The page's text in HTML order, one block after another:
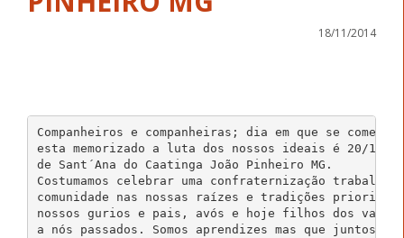
18/11/2014
Companheiros e companheiras; dia em que se
esta memorizado a luta dos nossos ideais é 20/11 e
de Sant´Ana do Caatinga João Pinheiro MG.
Costumamos celebrar uma confraternização
comunidade nas nossas raízes e tradições
nossos gurios e pais, avós e hoje filhos dos
a nós passados. Somos aprendizes mas que juntos